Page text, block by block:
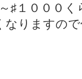
♯１０００
なりますの